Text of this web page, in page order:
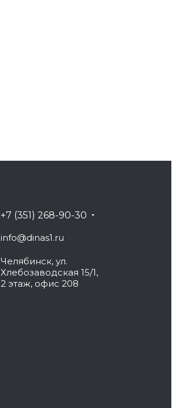
+7 (351) 268-90-30
info@dinas1.ru
Челябинск, ул.
Хлебозаводская 15/1,
2 этаж, офис 208